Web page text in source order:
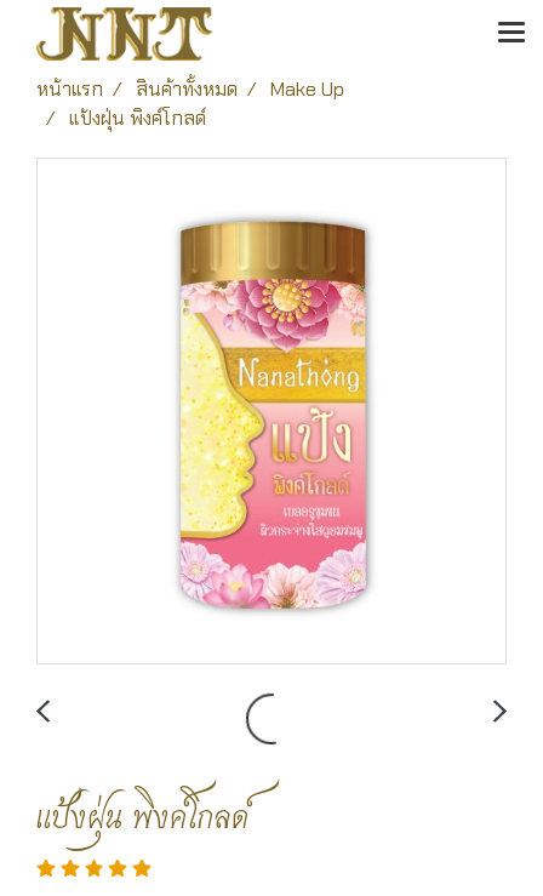
หน้าแรก สินค้าทั้งหมด
Make Up
แป้งฝุ่น พิงค์โกลด์
แป้งฝุ่น พิงค์โกลด์